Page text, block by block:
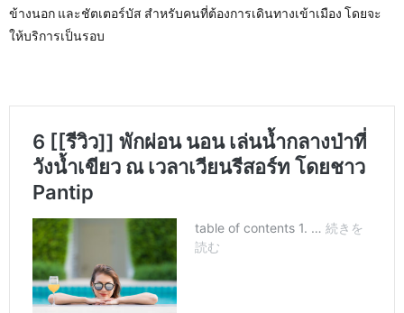
ข้างนอก และชัตเตอร์บัส สำหรับคนที่ต้องการเดินทางเข้าเมือง โดยจะ
ให้บริการเป็นรอบ